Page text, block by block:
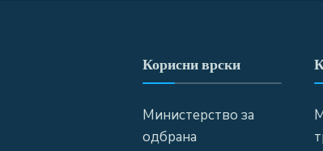
Корисни врски
Министерство за
одбрана